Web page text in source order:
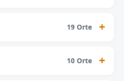
19 Orte
10 Orte